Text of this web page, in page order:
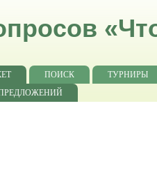
ПОИСК
ТУРНИРЫ